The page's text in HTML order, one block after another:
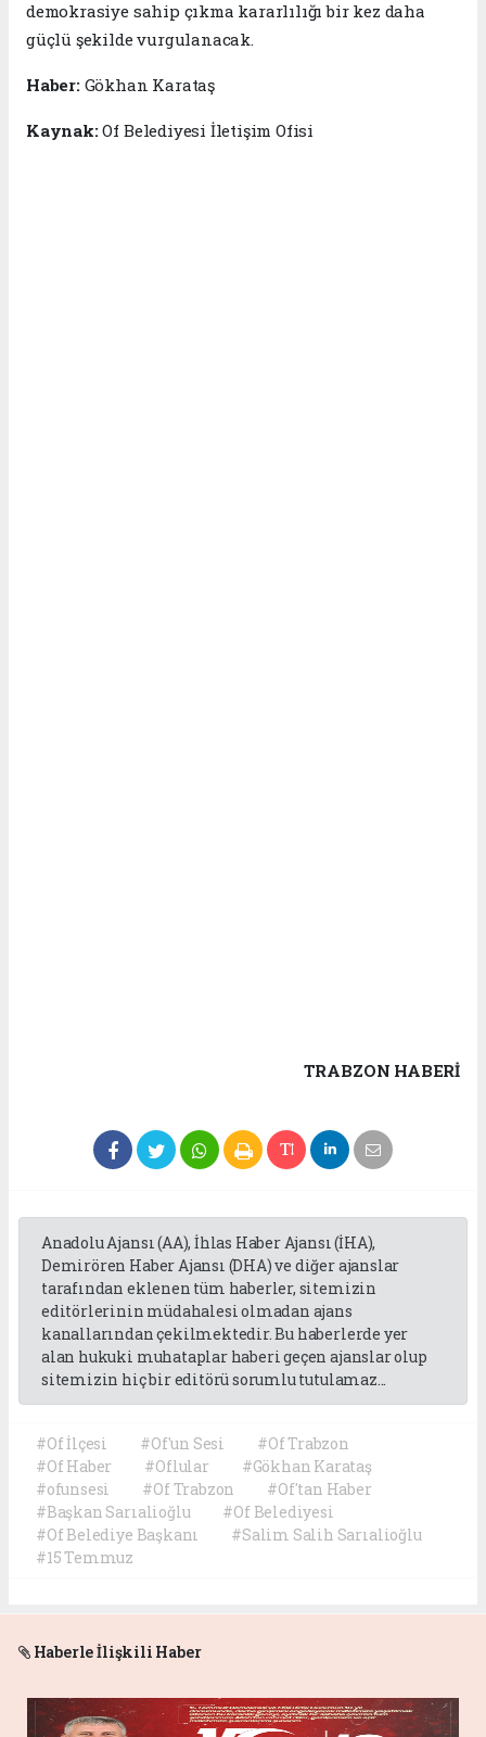
demokrasiye sahip çıkma kararlılığı bir kez daha
güçlü şekilde vurgulanacak.
Haber: Gökhan Karataş
Kaynak:Of Belediyesi İletişim Ofisi
TRABZON HABERİ
Anadolu Ajansı (AA), İhlas Haber Ajansı (İHA),
Demirören Haber Ajansı (DHA) ve diğer ajanslar
tarafından eklenen tüm haberler, sitemizin
editörlerinin müdahalesi olmadan ajans
kanallarından çekilmektedir. Bu haberlerde yer
alan hukuki muhataplar haberi geçen ajanslar olup
sitemizin hiç bir editörü sorumlu tutulamaz...
#Of İlçesi #Of'un Sesi
#Of Trabzon
#Of Haber
#Oflular
#Gökhan Karataş
#ofunsesi
#Of Trabzon
#Of'tan Haber
#Başkan Sarıalioğlu
#Of Belediyesi
#Of Belediye Başkanı
#Salim Salih Sarıalioğlu
#15 Temmuz
Haberle İlişkili Haber